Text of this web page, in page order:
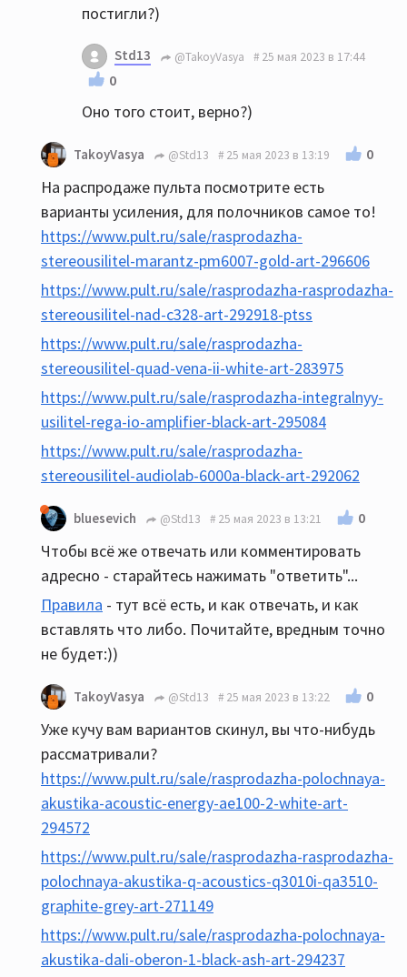
постигли?)
Std13 @TakoyVasya 25 мая 2023 в 17:44
0
Оно того стоит, верно?)
TakoyVasya @Std13 25 мая 2023 в 13:19 0
На распродаже пульта посмотрите есть
варианты усиления, для полочников самое то!
https://www.pult.ru/sale/rasprodazha-
stereousilitel-marantz-pm6007-gold-art-296606
https://www.pult.ru/sale/rasprodazha-rasprodazha-
stereousilitel-nad-c328-art-292918-ptss
https://www.pult.ru/sale/rasprodazha-
stereousilitel-quad-vena-ii-white-art-283975
https://www.pult.ru/sale/rasprodazha-integralnyy-
usilitel-rega-io-amplifier-black-art-295084
https://www.pult.ru/sale/rasprodazha-
stereousilitel-audiolab-6000a-black-art-292062
bluesevich @Std13 25 мая 2023 в 13:21 0
Чтобы всё же отвечать или комментировать
адресно - старайтесь нажимать "ответить"...
Правила - тут всё есть, и как отвечать, и как
вставлять что либо. Почитайте, вредным точно
не будет:))
TakoyVasya @Std13 25 мая 2023 в 13:22 0
Уже кучу вам вариантов скинул, вы что-нибудь
рассматривали?
https://www.pult.ru/sale/rasprodazha-polochnaya-
akustika-acoustic-energy-ae100-2-white-art-
294572
https://www.pult.ru/sale/rasprodazha-rasprodazha-
polochnaya-akustika-q-acoustics-q3010i-qa3510-
graphite-grey-art-271149
https://www.pult.ru/sale/rasprodazha-polochnaya-
akustika-dali-oberon-1-black-ash-art-294237